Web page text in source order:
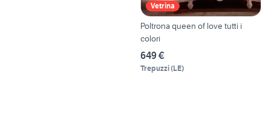
Vetrina
Poltrona queen of love tutti i
colori
649 €
Trepuzzi(LE)